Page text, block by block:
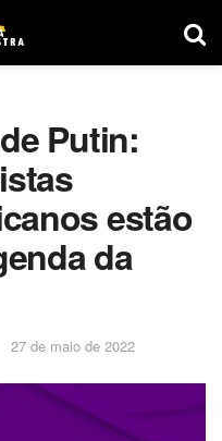
Putin:
estão
da
27 de maio de 2022